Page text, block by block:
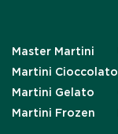
Master Martini
Martini Cioccolato
Martini Gelato
Martini Frozen